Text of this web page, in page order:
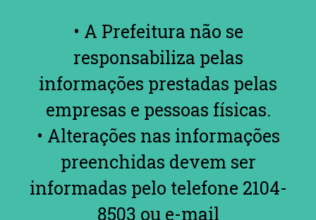
• A Prefeitura não se
responsabiliza pelas
informações prestadas pelas
empresas e pessoas físicas.
• Alterações nas informações
preenchidas devem ser
informadas pelo telefone 2104-
8503 ou e-mail